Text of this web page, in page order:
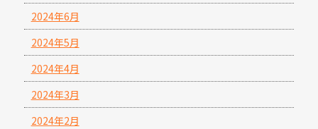
2024年6月
2024年5月
2024年4月
2024年3月
2024年2月